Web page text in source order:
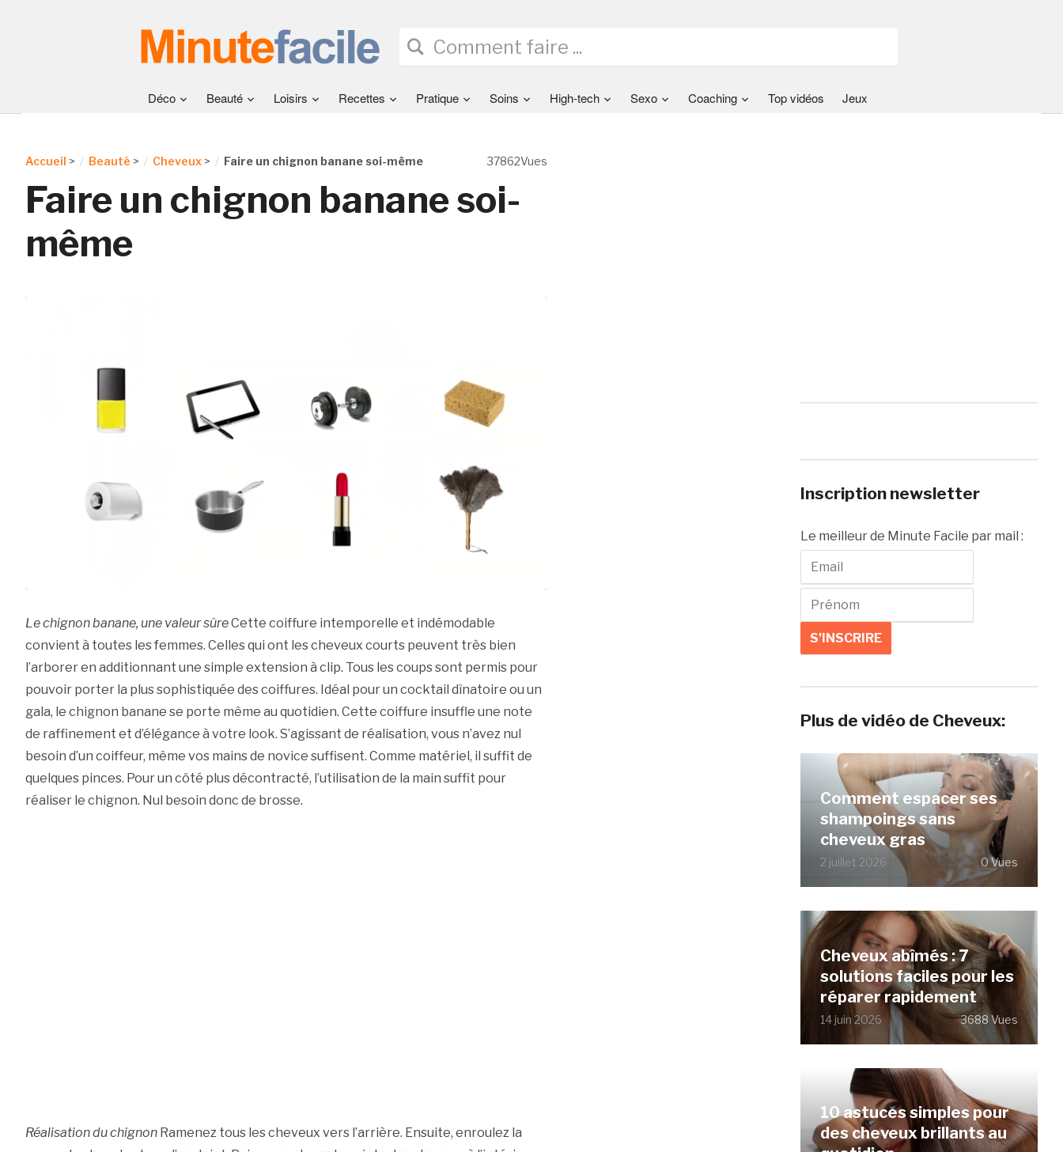
Déco Beauté Loisirs Recettes Pratique Soins High-tech Sexo Coaching Top vidéos Jeux
37862Vues
Accueil > Beauté > Cheveux> Faire un chignon banane soi-même
Faire un chignon banane soi-
même
Le chignon banane, une valeur sûreCette coiffure intemporelle et indémodable
convient à toutes les femmes. Celles qui ont les cheveux courts peuvent très bien
l’arborer en additionnant une simple extension à clip. Tous les coups sont permis pour
pouvoir porter la plus sophistiquée des coiffures. Idéal pour un cocktail dînatoire ou un
gala, le chignon banane se porte même au quotidien. Cette coiffure insuffle une note
de raffinement et d’élégance à votre look. S’agissant de réalisation, vous n’avez nul
besoin d’un coiffeur, même vos mains de novice suffisent. Comme matériel, il suffit de
quelques pinces. Pour un côté plus décontracté, l’utilisation de la main suffit pour
réaliser le chignon. Nul besoin donc de brosse.
Réalisation du chignonRamenez tous les cheveux vers l’arrière. Ensuite, enroulez la
Inscription newsletter
Le meilleur de Minute Facile par mail :
Plus de vidéo de Cheveux:
Comment espacer ses
shampoings sans
cheveux gras
2 juillet 2026 0 Vues
Cheveux abîmés : 7
solutions faciles pour les
réparer rapidement
14 juin 2026 3688 Vues
10 astuces simples pour
des cheveux brillants au